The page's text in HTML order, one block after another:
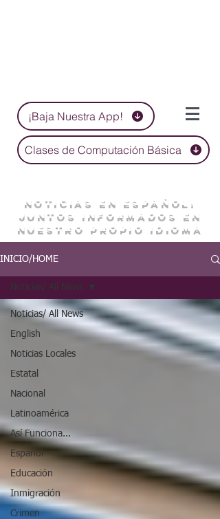
¡Baja Nuestra App!
Clases de Computación Básica
NOTICIAS EN ESPAÑOL:
JUNTOS INFORMADOS EN
NUESTRO PROPIO IDIOMA
INICIO/HOME
Noticias/ All News
English
Noticias Locales
Estatal
Nacional
Latinoamérica
Así Funciona...
Español
Educación
Inmigración
Crimen
Noticias/ All News